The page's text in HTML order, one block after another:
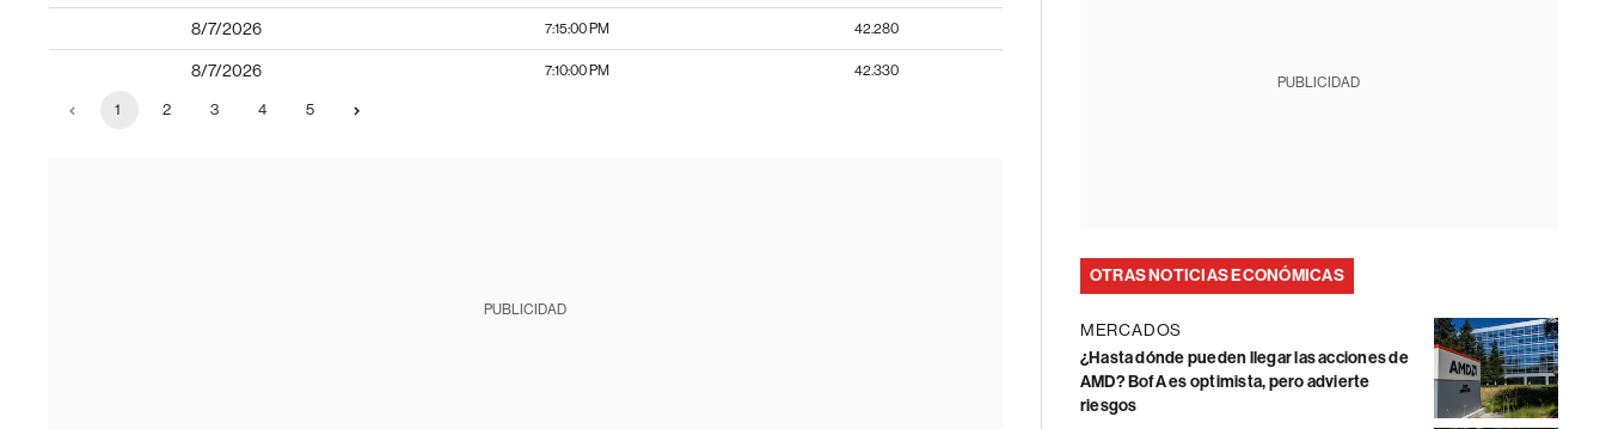
8/7/2026 7:15:00 PM 42.280
8/7/2026 7:10:00 PM 42.330
1 2 3 4 5
PUBLICIDAD
PUBLICIDAD
OTRAS NOTICIAS ECONÓMICAS
MERCADOS
¿Hasta dónde pueden llegar las acciones de
AMD? BofA es optimista, pero advierte
riesgos